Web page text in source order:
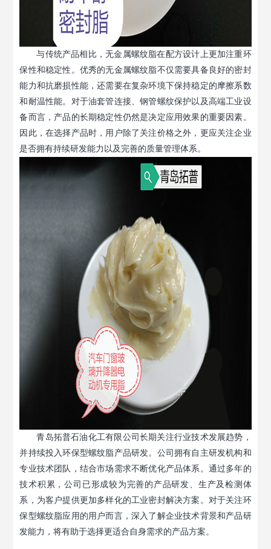
与传统产品相比，无金属螺纹脂在配方设计上更加注重环
保性和稳定性。优秀的无金属螺纹脂不仅需要具备良好的密封
能力和抗磨损性能，还需要在复杂环境下保持稳定的摩擦系数
和耐温性能。对于油套管连接、钢管螺纹保护以及高端工业设
备而言，产品的长期稳定性仍然是决定应用效果的重要因素。
因此，在选择产品时，用户除了关注价格之外，更应关注企业
是否拥有持续研发能力以及完善的质量管理体系。
青岛拓普石油化工有限公司长期关注行业技术发展趋势，
并持续投入环保型螺纹脂产品研发。公司拥有自主研发机构和
专业技术团队，结合市场需求不断优化产品体系。通过多年的
技术积累，公司已形成较为完善的产品研发、生产及检测体
系，为客户提供更加多样化的工业密封解决方案。对于关注环
保型螺纹脂应用的用户而言，深入了解企业技术背景和产品研
发能力，将有助于选择更适合自身需求的产品方案。